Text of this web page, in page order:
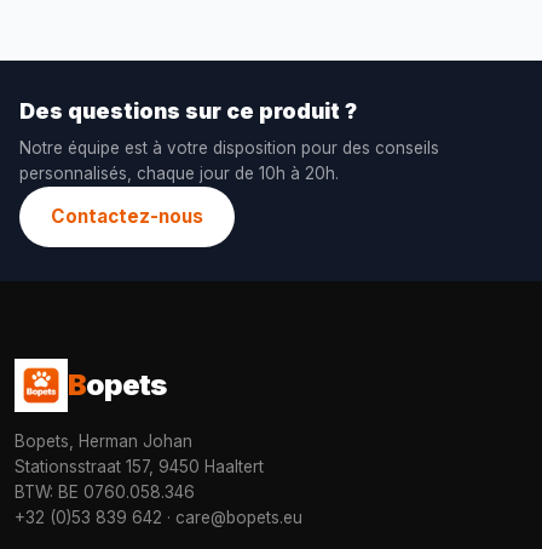
Des questions sur ce produit ?
Notre équipe est à votre disposition pour des conseils
personnalisés, chaque jour de 10h à 20h.
Contactez-nous
Bopets
Bopets, Herman Johan
Stationsstraat 157, 9450 Haaltert
BTW: BE 0760.058.346
+32 (0)53 839 642 · care@bopets.eu